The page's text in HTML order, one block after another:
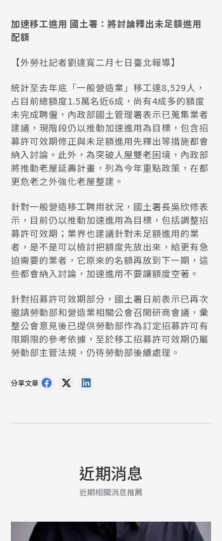
加速移工進用 國土署：將討論釋出未足額進用
配額
【外勞社記者劉達寬二月七日臺北報導】
統計至去年底「一般營造業」移工達8,529人，
占目前總額度1.5萬名近6成，尚有4成多的額度
未完成聘僱，內政部國土管理署表示已蒐集業者
建議，現階段仍以推動加速進用為目標，包含招
募許可效期修正與未足額進用先釋出等措施都會
納入討論。此外，為突破人屋雙老困境，內政部
將推動老屋延壽計畫，列為今年重點政策，在都
更危老之外強化老屋整建。
針對一般營造移工聘用狀況，國土署長吳欣修表
示，目前仍以推動加速進用為目標，包括調整招
募許可效期；業界也建議針對未足額進用的業
者，是不是可以檢討把額度先放出來，給更有急
迫需要的業者，它原來的名額再放到下一期，這
些都會納入討論，加速進用不要讓額度空著。
針對招募許可效期部分，國土署日前表示已再次
邀請勞動部和營造業相關公會召開研商會議，彙
整公會意見後已提供勞動部作為訂定招募許可有
限期限的參考依據，至於移工招募許可效期仍屬
勞動部主管法規，仍待勞動部後續處理。
分享文章
近期消息
近期相關消息推薦